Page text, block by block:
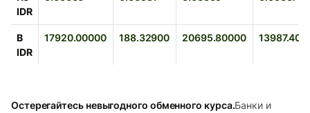
IDR
В
IDR
17920.00000 188.32900 20695.80000
Остерегайтесь невыгодного обменного курса.Банки и